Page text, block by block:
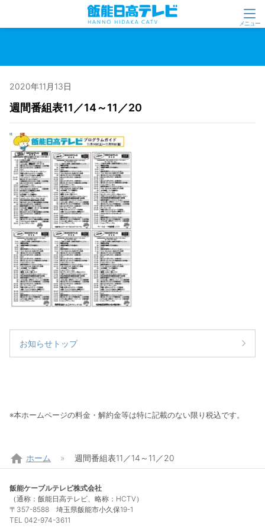
2020年11月13日
週間番組表11／14～11／20
お知らせトップ
※本ホームページの料金・解約金等は特に記載のない限り税込です。
home ホーム 週間番組表11／14～11／20
飯能ケーブルテレビ株式会社
（通称：飯能日高テレビ、略称：HCTV）
〒357-8588 埼玉県飯能市小久保19-1
TEL 042-974-3611